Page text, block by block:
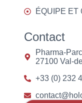
ÉQUIPE ET
Contact
Pharma-
27100 Val-
+33 (0) 232